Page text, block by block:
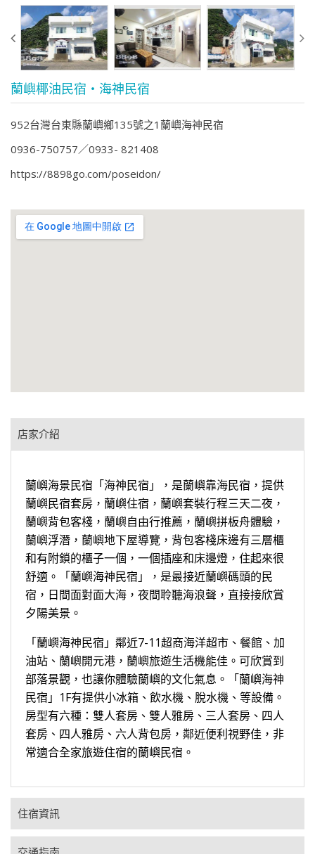
蘭嶼椰油民宿‧海神民宿
952台灣台東縣蘭嶼鄉135號之1蘭嶼海神民宿
0936-750757
0933- 821408
https://8898go.com/poseidon/
店家介紹
蘭嶼海景民宿「海神民宿」，是蘭嶼靠海民宿，提供
蘭嶼民宿套房，蘭嶼住宿，蘭嶼套裝行程三天二夜，
蘭嶼背包客棧，蘭嶼自由行推薦，蘭嶼拼板舟體驗，
蘭嶼浮潛，蘭嶼地下屋導覽，背包客棧床邊有三層櫃
和有附鎖的櫃子一個，一個插座和床邊燈，住起來很
舒適。「蘭嶼海神民宿」，是最接近蘭嶼碼頭的民
宿，日間面對面大海，夜間聆聽海浪聲，直接接欣賞
夕陽美景。
「蘭嶼海神民宿」鄰近7-11超商海洋超市、餐館、加
油站、蘭嶼開元港，蘭嶼旅遊生活機能佳。可欣賞到
部落景觀，也讓你體驗蘭嶼的文化氣息。「蘭嶼海神
民宿」1F有提供小冰箱、飲水機、脫水機、等設備。
房型有六種：雙人套房、雙人雅房、三人套房、四人
套房、四人雅房、六人背包房，鄰近便利視野佳，非
常適合全家旅遊住宿的蘭嶼民宿。
住宿資訊